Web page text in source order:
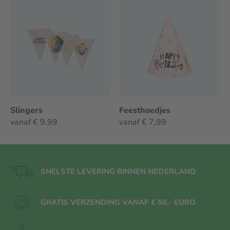
Slingers
vanaf € 9,99
Feesthoedjes
vanaf € 7,99
SNELSTE LEVERING BINNEN NEDERLAND
GRATIS VERZENDING VANAF € 50,- EURO